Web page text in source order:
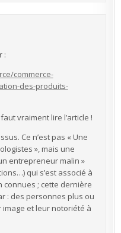
:
commerce-
des-produits-
vraiment lire l’article !
Ce n’est pas « Une
», mais une
entrepreneur malin »
qui s’est associé à
connues ; cette dernière
: des personnes plus ou
et leur notoriété à